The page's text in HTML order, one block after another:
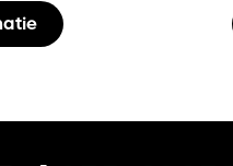
Dit
product
variaties.